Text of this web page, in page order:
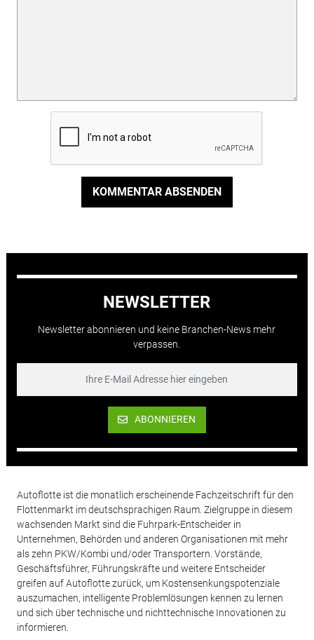
KOMMENTAR ABSENDEN
NEWSLETTER
Newsletter abonnieren und keine Branchen-News mehr
verpassen.
ABONNIEREN
Autoflotte ist die monatlich erscheinende Fachzeitschrift für den
Flottenmarkt im deutschsprachigen Raum. Zielgruppe in diesem
wachsenden Markt sind die Fuhrpark-Entscheider in
Unternehmen, Behörden und anderen Organisationen mit mehr
als zehn PKW/Kombi und/oder Transportern. Vorstände,
Geschäftsführer, Führungskräfte und weitere Entscheider
greifen auf Autoflotte zurück, um Kostensenkungspotenziale
auszumachen, intelligente Problemlösungen kennen zu lernen
und sich über technische und nichttechnische Innovationen zu
informieren.